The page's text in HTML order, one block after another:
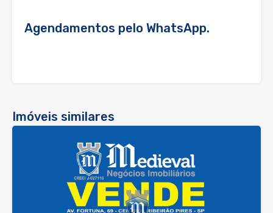
Agendamentos pelo WhatsApp.
Imóveis similares